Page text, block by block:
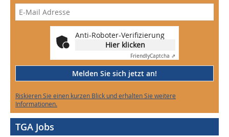
Anti-Roboter-Verifizierung
Hier klicken
FriendlyCaptcha ⇗
Melden Sie sich jetzt an!
Riskieren Sie einen kurzen Blick und erhalten Sie weitere
Informationen.
TGA Jobs